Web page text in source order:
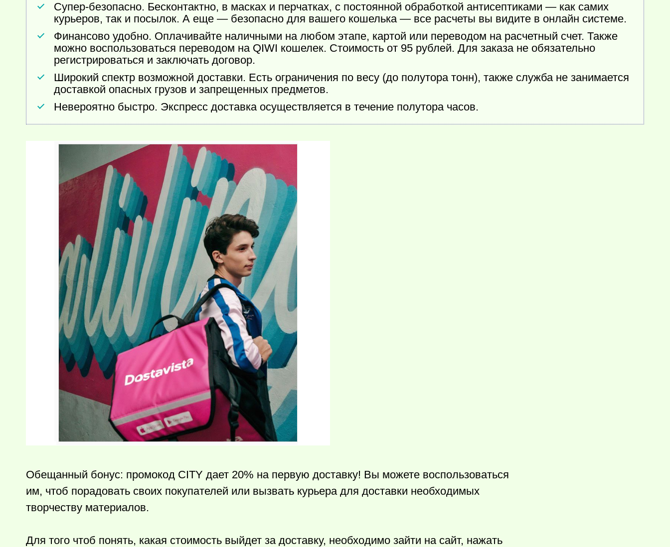
Супер-безопасно. Бесконтактно, в масках и перчатках, с постоянной обработкой антисептиками — как самих
курьеров, так и посылок. А еще — безопасно для вашего кошелька — все расчеты вы видите в онлайн системе.
Финансово удобно. Оплачивайте наличными на любом этапе, картой или переводом на расчетный счет. Также
можно воспользоваться переводом на QIWI кошелек. Стоимость от 95 рублей. Для заказа не обязательно
регистрироваться и заключать договор.
Широкий спектр возможной доставки. Есть ограничения по весу (до полутора тонн), также служба не занимается
доставкой опасных грузов и запрещенных предметов.
Невероятно быстро. Экспресс доставка осуществляется в течение полутора часов.
Обещанный бонус: промокод CITY дает 20% на первую доставку! Вы можете воспользоваться
им, чтоб порадовать своих покупателей или вызвать курьера для доставки необходимых
творчеству материалов.
Для того чтоб понять, какая стоимость выйдет за доставку, необходимо зайти на сайт, нажать